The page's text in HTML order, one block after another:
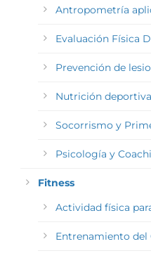
Antropometría
Evaluación Física
Prevención de
Nutrición deportiva
Socorrismo y
Psicología y
Fitness
Actividad física
Entrenamiento del